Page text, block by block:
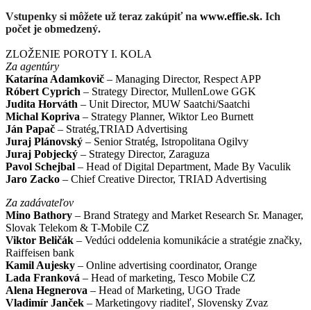
Vstupenky si môžete už teraz zakúpiť na www.effie.sk. Ich
počet je obmedzený.
ZLOŽENIE POROTY I. KOLA
Za agentúry
Katarína Adamkovič – Managing Director, Respect APP
Róbert Cyprich – Strategy Director, MullenLowe GGK
Judita Horváth – Unit Director, MUW Saatchi/Saatchi
Michal Kopriva – Strategy Planner, Wiktor Leo Burnett
Ján Papač – Stratég,TRIAD Advertising
Juraj Plánovský – Senior Stratég, Istropolitana Ogilvy
Juraj Pobjecký – Strategy Director, Zaraguza
Pavol Schejbal – Head of Digital Department, Made By Vaculik
Jaro Zacko – Chief Creative Director, TRIAD Advertising
Za zadávateľov
Mino Bathory – Brand Strategy and Market Research Sr. Manager,
Slovak Telekom & T-Mobile CZ
Viktor Beličák – Vedúci oddelenia komunikácie a stratégie značky,
Raiffeisen bank
Kamil Aujesky – Online advertising coordinator, Orange
Lada Franková – Head of marketing, Tesco Mobile CZ
Alena Hegnerova – Head of Marketing, UGO Trade
Vladimír Janček – Marketingovy riaditeľ, Slovensky Zvaz